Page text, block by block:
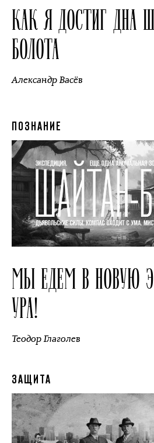
КАК Я ДОСТИГ ДНА
БОЛОТА
Александр Васёв
ПОЗНАНИЕ
МЫ ЕДЕМ В НОВУЮ
УРА!
Теодор Глаголев
ЗАЩИТА